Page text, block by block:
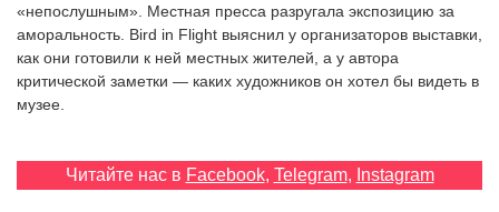
«непослушным». Местная пресса разругала экспозицию за
аморальность. Bird in Flight выяснил у организаторов выставки,
как они готовили к ней местных жителей, а у автора
критической заметки — каких художников он хотел бы видеть в
музее.
Читайте нас в Facebook, Telegram, Instagram